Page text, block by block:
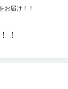
お届け！！
！